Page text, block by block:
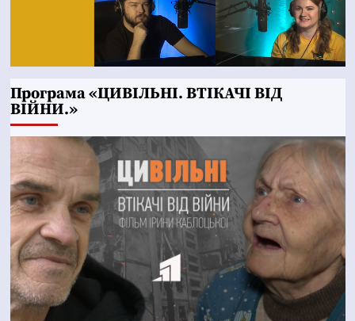
Програма «ЦИВІЛЬНІ. ВТІКАЧІ ВІД
ВІЙНИ.»